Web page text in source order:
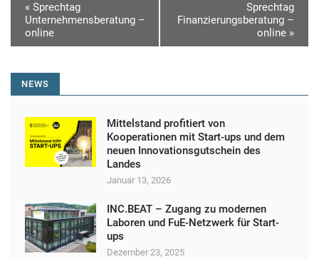
r
a
n
« Sprechtag
Unternehmensberatung –
online
Sprechtag
Finanzierungsberatung –
online »
NEWS
Mittelstand profitiert von
Kooperationen mit Start-ups und dem
neuen Innovationsgutschein des
Landes
Januar 13, 2026
INC.BEAT – Zugang zu modernen
Laboren und FuE-Netzwerk für Start-
ups
Dezember 23, 2025